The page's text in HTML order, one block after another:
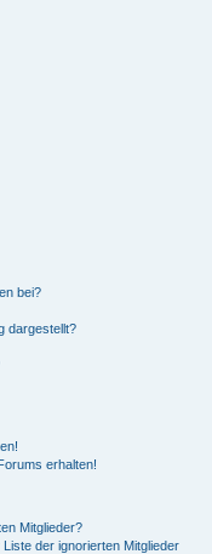
bei?
dargestellt?
erhalten!
Mitglieder?
der ignorierten Mitglieder